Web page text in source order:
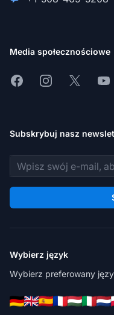
Media społecznościowe
FacebookInstagram
X
Subskrybuj nasz
Adres e-mail
Wybierz język
Wybierz preferowany